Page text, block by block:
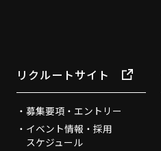
リクルートサイト
募集要項・エントリー
イベント情報・採用
スケジュール